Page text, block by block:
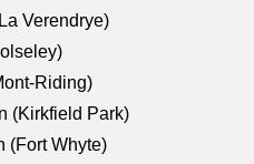
Verendrye)
Riding)
(Kirkfield Park)
(Fort Whyte)